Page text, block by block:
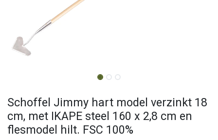
Schoffel Jimmy hart model verzinkt 18
cm, met IKAPE steel 160 x 2,8 cm en
flesmodel hilt. FSC 100%